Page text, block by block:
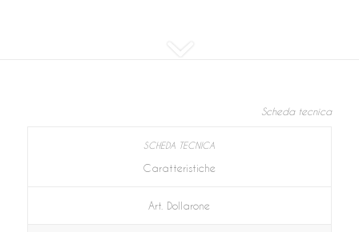
Scheda tecnica
Caratteristiche
Art. Dollarone